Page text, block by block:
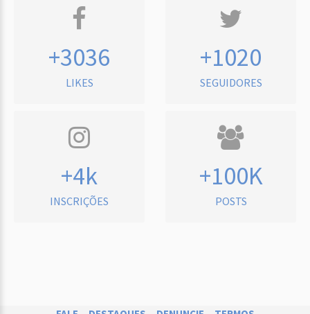
+3036
LIKES
+1020
SEGUIDORES
+4k
INSCRIÇÕES
+100K
POSTS